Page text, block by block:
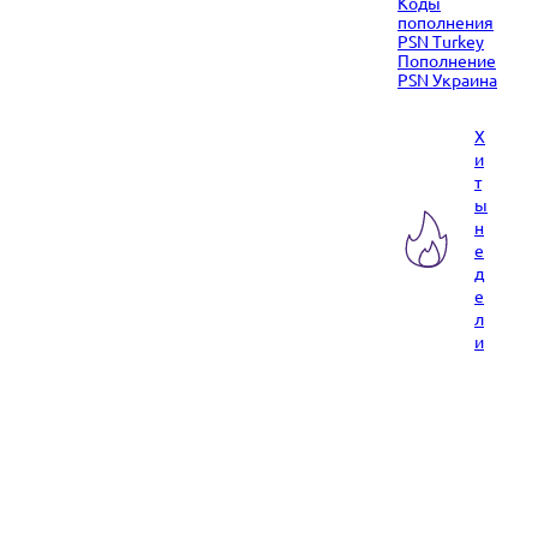
пополнения
PSN Turkey
Пополнение
PSN Украина
Х
и
т
ы
н
е
д
е
л
и